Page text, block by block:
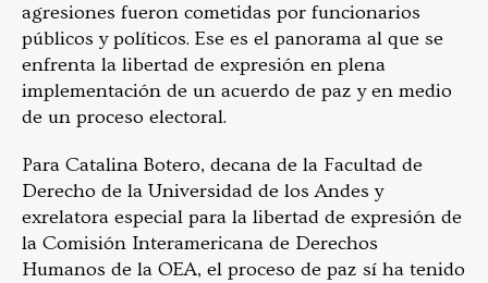
agresiones fueron cometidas por funcionarios
públicos y políticos. Ese es el panorama al que se
enfrenta la libertad de expresión en plena
implementación de un acuerdo de paz y en medio
de un proceso electoral.
Para Catalina Botero, decana de la Facultad de
Derecho de la Universidad de los Andes y
exrelatora especial para la libertad de expresión de
la Comisión Interamericana de Derechos
Humanos de la OEA, el proceso de paz sí ha tenido